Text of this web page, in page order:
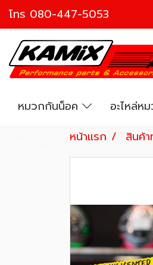
โทร 080-447-5053
หมวกกันน็อค อะไหล่ห
หน้าแรก
สินค้